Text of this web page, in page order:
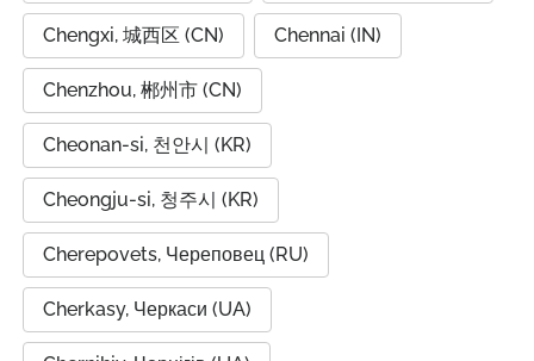
Chengxi, 城西区 (CN) Chennai (IN)
Chenzhou, 郴州市 (CN)
Cheonan-si, 천안시 (KR)
Cheongju-si, 청주시 (KR)
Cherepovets, Череповец (RU)
Cherkasy, Черкаси (UA)